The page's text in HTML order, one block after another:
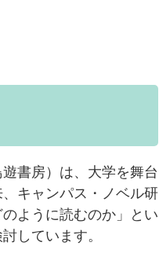
書房）は、大学を舞台
キャンパス・ノベル研
ように読むのか」とい
しています。